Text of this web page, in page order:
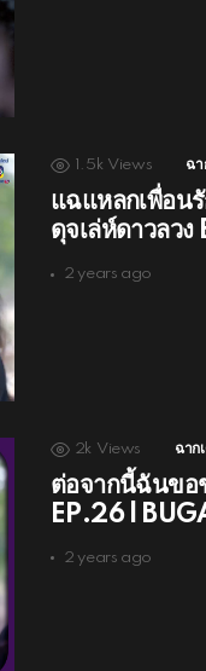
1.5k Views ฉา
แฉแหลกเพื่อน
ดุจเล่ห์ดาวลวง
2 years ago
2k Views ฉาก
ต่อจากนี้ฉันขอ
EP.26 l
2 years ago